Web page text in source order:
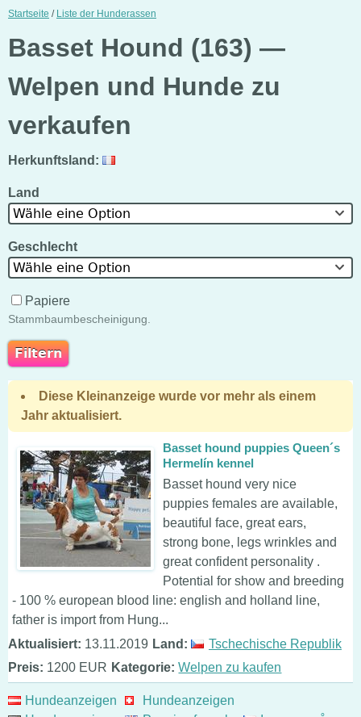
Startseite / Liste der Hunderassen
Basset Hound (163) —
Welpen und Hunde zu
verkaufen
Herkunftsland:
Land
Wähle eine Option
Geschlecht
Wähle eine Option
Papiere
Stammbaumbescheinigung.
Diese Kleinanzeige wurde vor mehr als einem
Jahr aktualisiert.
Basset hound puppies Queen´s
Hermelín kennel
Basset hound very nice
puppies females are available,
beautiful face, great ears,
strong bone, legs wrinkles and
great confident personality .
Potential for show and breeding
- 100 % european blood line: english and holland line,
father is import from Hung...
Aktualisiert: 13.11.2019 Land:
Tschechische Republik
Preis: 1200 EUR Kategorie: Welpen zu kaufen
Hundeanzeigen
Hundeanzeigen